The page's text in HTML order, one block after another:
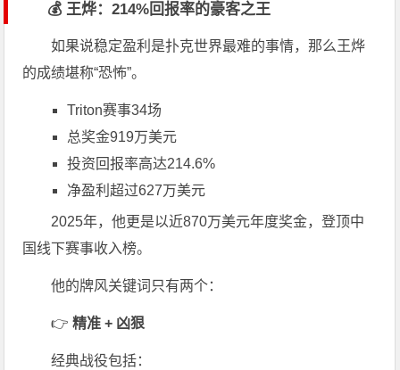
💰 王烨：214%回报率的豪客之王
如果说稳定盈利是扑克世界最难的事情，那么 王烨
的成绩堪称“恐怖”。
Triton赛事34场
总奖金919万美元
投资回报率高达214.6%
净盈利超过627万美元
2025年，他更是以近870万美元年度奖金，登顶中
国线下赛事收入榜。
他的牌风关键词只有两个：
👉精准 + 凶狠
经典战役包括：